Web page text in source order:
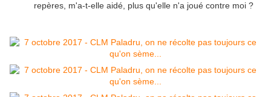
repères, m'a-t-elle aidé, plus qu'elle n'a joué contre moi ?